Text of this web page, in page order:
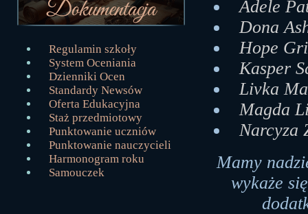
Regulamin szkoły
System Oceniania
Dzienniki Ocen
Standardy Newsów
Oferta Edukacyjna
Staż przedmiotowy
Punktowanie uczniów
Punktowanie nauczycieli
Harmonogram roku
Samouczek
Adele
Dona
Hope
Kasper
Livka
Magda
Narcyza
Mamy
wykaże